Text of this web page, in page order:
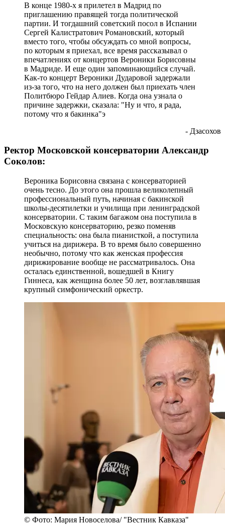
В конце 1980-х я прилетел в Мадрид по
приглашению правящей тогда политической
партии. И тогдашний советский посол в Испании
Сергей Калистратович Романовский, который
вместо того, чтобы обсуждать со мной вопросы,
по которым я приехал, все время рассказывал о
впечатлениях от концертов Вероники Борисовны
в Мадриде. И еще один запоминающийся случай.
Как-то концерт Вероники Дударовой задержали
из-за того, что на него должен был приехать член
Политбюро Гейдар Алиев. Когда она узнала о
причине задержки, сказала: "Ну и что, я рада,
потому что я бакинка"э
- Дзасохов
Ректор Московской консерватории Александр
Соколов:
Вероника Борисовна связана с консерваторией
очень тесно. До этого она прошла великолепный
профессиональный путь, начиная с бакинской
школы-десятилетки и училища при ленинградской
консерватории. С таким багажом она поступила в
Московскую консерваторию, резко поменяв
специальность: она была пианисткой, а поступила
учиться на дирижера. В то время было совершенно
необычно, потому что как женская профессия
дирижирование вообще не рассматривалось. Она
осталась единственной, вошедшей в Книгу
Гиннеса, как женщина более 50 лет, возглавлявшая
крупный симфонический оркестр.
© Фото: Мария Новоселова/ "Вестник Кавказа"